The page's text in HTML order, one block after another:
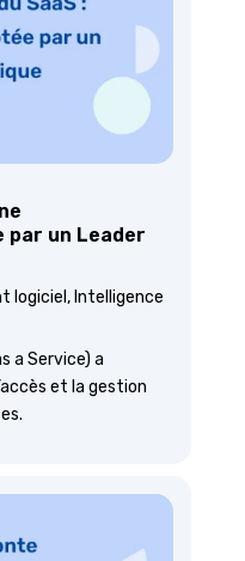
par un Leader
logiciel , Intelligence
a Service) a
et la gestion